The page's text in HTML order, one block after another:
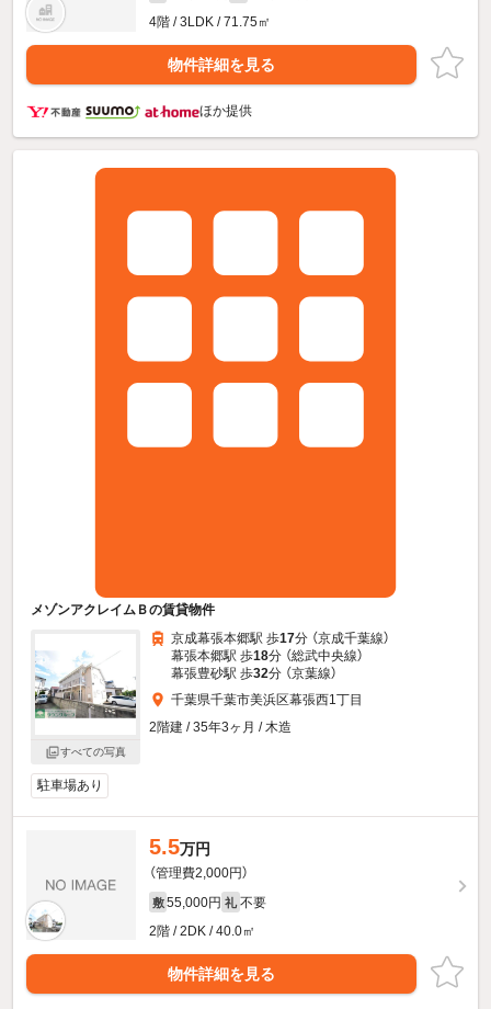
4階 / 3LDK / 71.75㎡
物件詳細を見る
ほか提供
メゾンアクレイムＢの賃貸物件
すべての写真
京成幕張本郷駅 歩17分 （京成千葉線）
幕張本郷駅 歩18分 （総武中央線）
幕張豊砂駅 歩32分 （京葉線）
千葉県千葉市美浜区幕張西1丁目
2階建 / 35年3ヶ月 / 木造
駐車場あり
5.5万円
（管理費2,000円）
敷 55,000円 礼 不要
2階 / 2DK / 40.0㎡
物件詳細を見る